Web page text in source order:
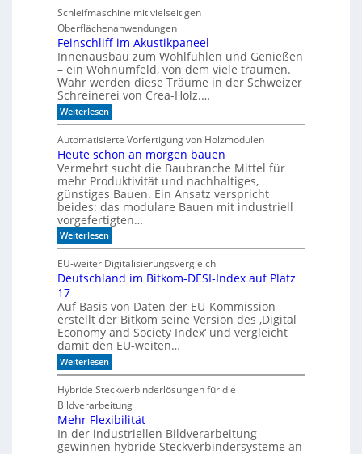
h
C
N
C
-
T
e
c
h
n
i
?
o
r
f
e
r
t
i
g
u
g
u
f
S
c
h
i
e
n
e
n
Schleifmaschine mit vielseitigen
Oberflächenanwendungen
Feinschliff im Akustikpaneel
Innenausbau zum Wohlfühlen und Genießen
– ein Wohnumfeld, von dem viele träumen.
Wahr werden diese Träume in der Schweizer
Schreinerei von Crea-Holz.…
Weiterlesen:
F
i
n
s
c
h
l
i
f
f
i
m
A
k
s
i
k
p
a
n
e
l
Automatisierte Vorfertigung von Holzmodulen
Heute schon an morgen bauen
Vermehrt sucht die Baubranche Mittel für
mehr Produktivität und nachhaltiges,
günstiges Bauen. Ein Ansatz verspricht
beides: das modulare Bauen mit industriell
vorgefertigten…
Weiterlesen:
H
e
u
t
s
c
h
o
n
a
n
o
r
g
e
n
b
EU-weiter Digitalisierungsvergleich
Deutschland im Bitkom-DESI-Index auf Platz
17
Auf Basis von Daten der EU-Kommission
erstellt der Bitkom seine Version des ‚Digital
Economy and Society Index‘ und vergleicht
damit den EU-weiten…
Weiterlesen:
D
u
t
s
c
h
l
Hybride Steckverbinderlösungen für die
Bildverarbeitung
Mehr Flexibilität
In der industriellen Bildverarbeitung
gewinnen hybride Steckverbindersysteme an